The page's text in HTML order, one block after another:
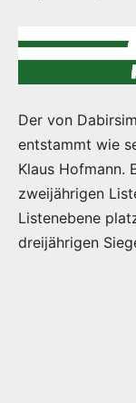
Der von
entstammt wie
Klaus Hofmann.
zweijährigen
Listenebene
dreijährigen